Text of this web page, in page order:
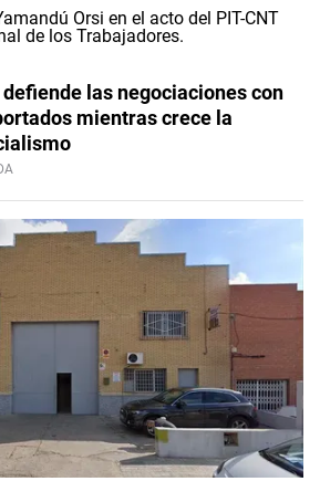
las negociaciones con
mientras crece la